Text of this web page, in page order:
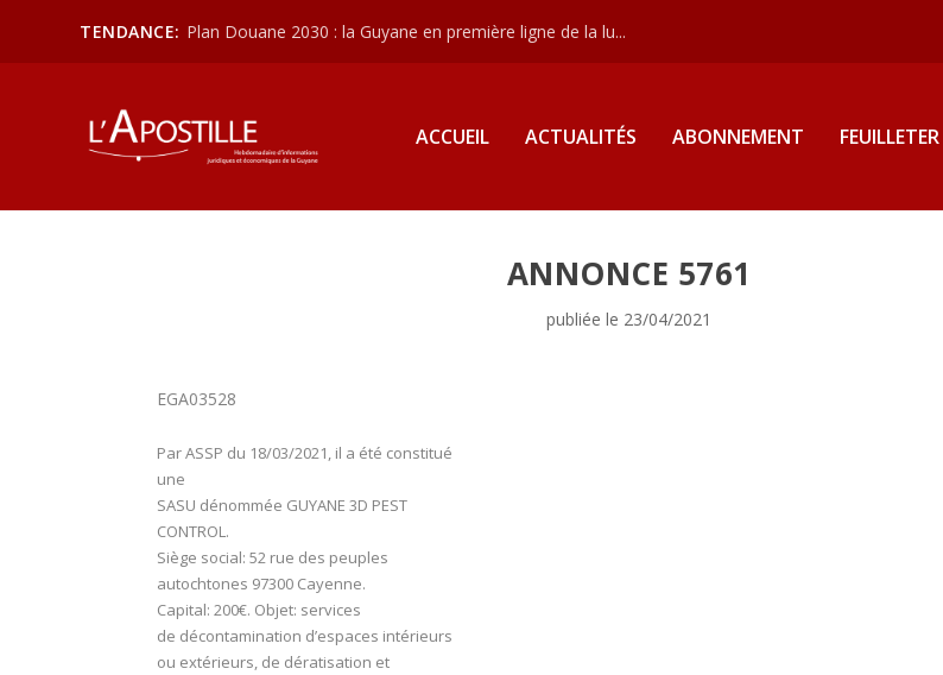
TENDANCE: Plan Douane 2030 : la Guyane en première ligne de la lu...
ACCUEIL ACTUALITÉS ABONNEMENT
ANNONCE 5761
publiée le 23/04/2021
EGA03528
Par ASSP du 18/03/2021, il a été constitué
une
SASU dénommée GUYANE 3D PEST
CONTROL.
Siège social: 52 rue des peuples
autochtones 97300 Cayenne.
Capital: 200€. Objet: services
de décontamination d’espaces intérieurs
ou extérieurs, de dératisation et